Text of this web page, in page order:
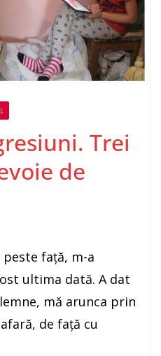
Trei
de
faţă, m-a
ultima dată. A dat
mă arunca prin
de faţă cu